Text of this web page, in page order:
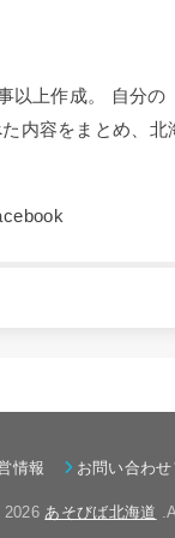
以上作成。 自分の
内容をまとめ、北
情報 お問い合わ
2026あそびば北海道